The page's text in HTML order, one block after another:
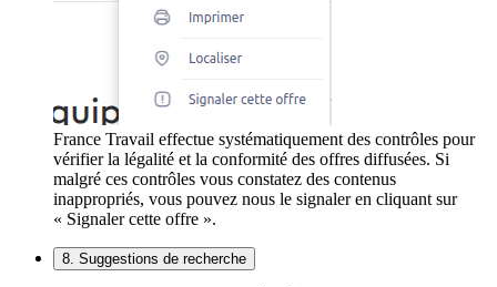
France Travail effectue systématiquement des contrôles pour
vérifier la légalité et la conformité des offres diffusées. Si
malgré ces contrôles vous constatez des contenus
inappropriés, vous pouvez nous le signaler en cliquant sur
« Signaler cette offre ».
8. Suggestions de recherche